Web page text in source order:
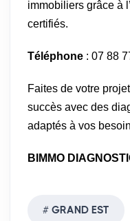
immobiliers grâce à
certifiés.
Téléphone : 07 88
Faites de votre
succès avec des
adaptés à vos
BIMMO
GRAND EST